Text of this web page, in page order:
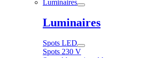
Luminaires
Luminaires
Spots LED
Spots 230 V